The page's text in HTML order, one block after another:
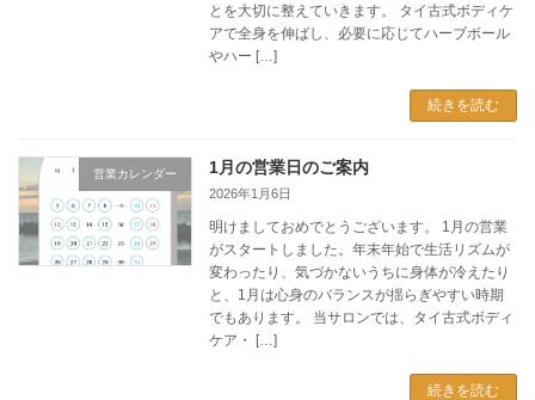
とを大切に整えていきます。 タイ古式ボディケ
アで全身を伸ばし、必要に応じてハーブボール
やハー […]
続きを読む
営業カレンダー 1月の営業日のご案内
2026年1月6日
明けましておめでとうございます。 1月の営業
がスタートしました。年末年始で生活リズムが
変わったり、気づかないうちに身体が冷えたり
と、1月は心身のバランスが揺らぎやすい時期
でもあります。 当サロンでは、タイ古式ボディ
ケア・ […]
続きを読む